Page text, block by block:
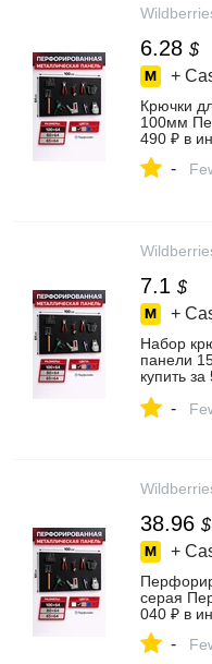
6.28 $
+
Крючки
100мм
490 ₽ в
-
7.1 $
+
Набор
панели
купить
-
38.96 $
+
серая
040 ₽ в
-